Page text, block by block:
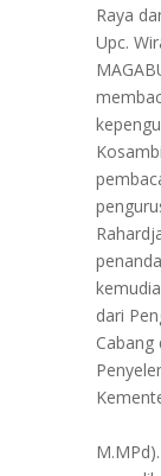
Raya
Upc.
dari